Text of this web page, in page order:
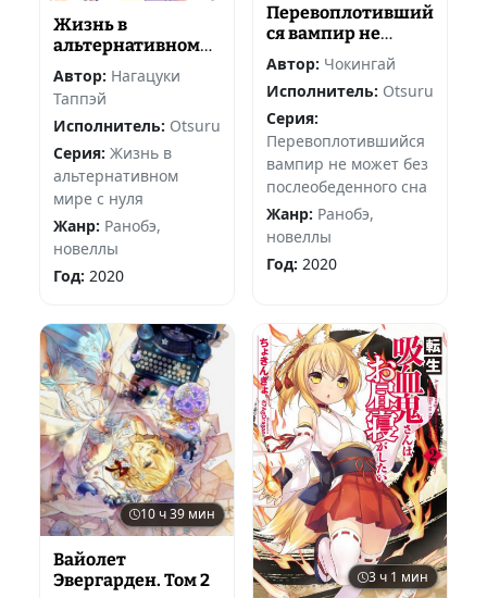
Жизнь в
альтернативном
Автор: Нагацуки
Таппэй
Исполнитель: Otsuru
Серия: Жизнь в
альтернативном
мире с нуля
Жанр: Ранобэ,
новеллы
Год: 2020
Перевоплотивший
ся вампир не
послеобеденного
сна
Автор: Чокингай
Исполнитель: Otsuru
Серия:
Перевоплотившийся
вампир не может без
послеобеденного сна
Жанр: Ранобэ,
новеллы
Год: 2020
10 ч 39 мин
Вайолет
Эвергарден. Том 2
3 ч 1 мин